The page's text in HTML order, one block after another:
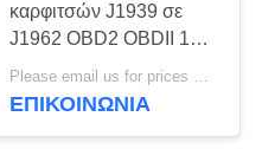
καρφιτσών J1939 σε
J1962 OBD2 OBDII 16
αρσενικός
προσαρμοστής
ΕΠΙΚΟΙΝΩΝΊΑ